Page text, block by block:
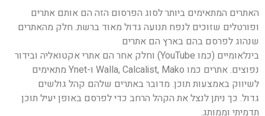
האתרים המתאימים ביותר לסוג הפרסום הזה הם אותם אתרים
ופורטלים שזוכים לנפח תנועה גדול מאוד ברשת. חלק מהאתרים
שנהוג לפרסם בהם בארץ הם אתרים
בינלאומיים (כמו YouTube) וחלק אחר הם אתרי אקטואליה ובידור
נפוצים. אתרים כמו Walla, Calcalist, Mako ו-Ynet מתאימים
לשיווק באמצעות תוכן. מדובר באתרים שלהם קהל גולשים
גדול. כך ניתן לנצל את הקהל הרחב כדי לפרסם באופן יעיל תוכן
תדמיתי וממותג.